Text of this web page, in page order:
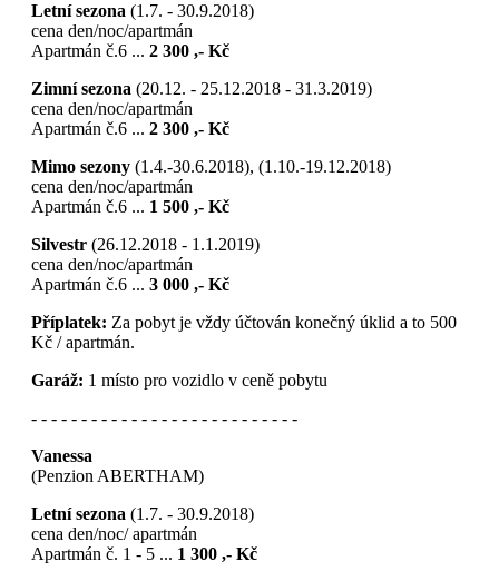
Letní sezona (1.7. - 30.9.2018)
cena den/noc/apartmán
Apartmán č.6 ... 2 300 ,- Kč
Zimní sezona (20.12. - 25.12.2018 - 31.3.2019)
cena den/noc/apartmán
Apartmán č.6 ... 2 300 ,- Kč
Mimo sezony (1.4.-30.6.2018), (1.10.-19.12.2018)
cena den/noc/apartmán
Apartmán č.6 ... 1 500 ,- Kč
Silvestr (26.12.2018 - 1.1.2019)
cena den/noc/apartmán
Apartmán č.6 ... 3 000 ,- Kč
Příplatek: Za pobyt je vždy účtován konečný úklid a to 500
Kč / apartmán.
Garáž: 1 místo pro vozidlo v ceně pobytu
- - - - - - - - - - - - - - - - - - - - - - - - - - -
Vanessa
(Penzion ABERTHAM)
Letní sezona (1.7. - 30.9.2018)
cena den/noc/ apartmán
Apartmán č. 1 - 5 ... 1 300 ,- Kč